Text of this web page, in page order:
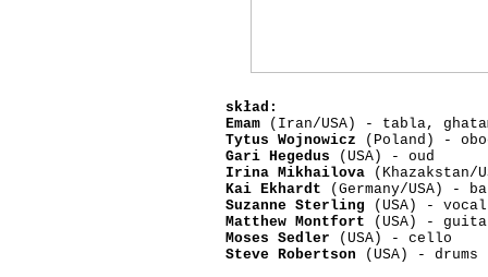
skład:
Emam (Iran/USA) - tabla,
Tytus Wojnowicz (Poland) -
Gari Hegedus (USA) - oud
Irina Mikhailova (Khazakstan/
Kai Ekhardt (Germany/USA) -
Suzanne Sterling (USA) -
Matthew Montfort (USA) -
Moses Sedler (USA) - cello
Steve Robertson (USA) - drums